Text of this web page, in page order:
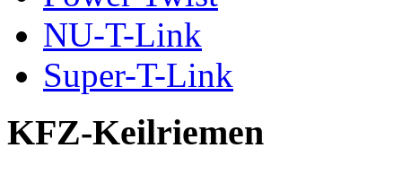
NU-T-Link
Super-T-Link
KFZ-Keilriemen